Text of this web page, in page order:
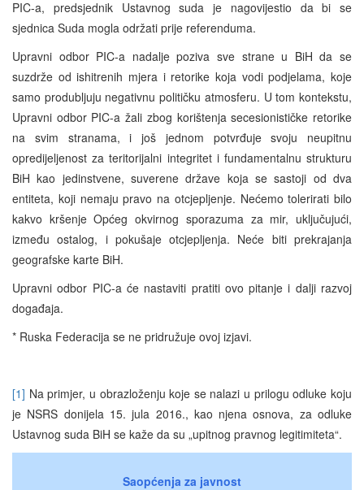
PIC-a, predsjednik Ustavnog suda je nagovijestio da bi se
sjednica Suda mogla održati prije referenduma.
Upravni odbor PIC-a nadalje poziva sve strane u BiH da se
suzdrže od ishitrenih mjera i retorike koja vodi podjelama, koje
samo produbljuju negativnu političku atmosferu. U tom kontekstu,
Upravni odbor PIC-a žali zbog korištenja secesionističke retorike
na svim stranama, i još jednom potvrđuje svoju neupitnu
opredijeljenost za teritorijalni integritet i fundamentalnu strukturu
BiH kao jedinstvene, suverene države koja se sastoji od dva
entiteta, koji nemaju pravo na otcjepljenje. Nećemo tolerirati bilo
kakvo kršenje Općeg okvirnog sporazuma za mir, uključujući,
između ostalog, i pokušaje otcjepljenja. Neće biti prekrajanja
geografske karte BiH.
Upravni odbor PIC-a će nastaviti pratiti ovo pitanje i dalji razvoj
događaja.
* Ruska Federacija se ne pridružuje ovoj izjavi.
[1] Na primjer, u obrazloženju koje se nalazi u prilogu odluke koju
je NSRS donijela 15. jula 2016., kao njena osnova, za odluke
Ustavnog suda BiH se kaže da su „upitnog pravnog legitimiteta“.
Saopćenja za javnost